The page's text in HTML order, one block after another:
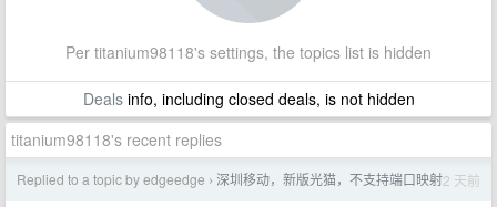
Per titanium98118's settings, the topics list is hidden
Dealsinfo, including closed deals, is not hidden
titanium98118's recent replies
Replied to a topic by edgeedge › 深圳移动，新版光猫，不支持端口映射2 天前